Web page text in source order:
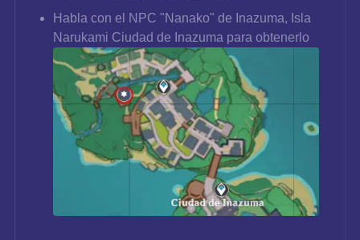
Habla con el NPC "Nanako" de Inazuma, Isla
Narukami Ciudad de Inazuma para obtenerlo